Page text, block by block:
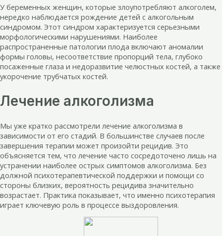
У беременных женщин, которые злоупотребляют алкоголем,
нередко наблюдается рождение детей с алкогольным
синдромом. Этот синдром характеризуется серьезными
морфологическими нарушениями. Наиболее
распространенные патологии плода включают аномалии
формы головы, несоответствие пропорций тела, глубоко
посаженные глаза и недоразвитие челюстных костей, а также
укорочение трубчатых костей.
Лечение алкоголизма
Мы уже кратко рассмотрели лечение алкоголизма в
зависимости от его стадий. В большинстве случаев после
завершения терапии может произойти рецидив. Это
объясняется тем, что лечение часто сосредоточено лишь на
устранении наиболее острых симптомов алкоголизма. Без
должной психотерапевтической поддержки и помощи со
стороны близких, вероятность рецидива значительно
возрастает. Практика показывает, что именно психотерапия
играет ключевую роль в процессе выздоровления.